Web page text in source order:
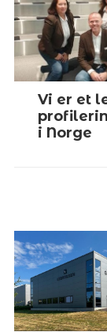
Vi er et
i Norge